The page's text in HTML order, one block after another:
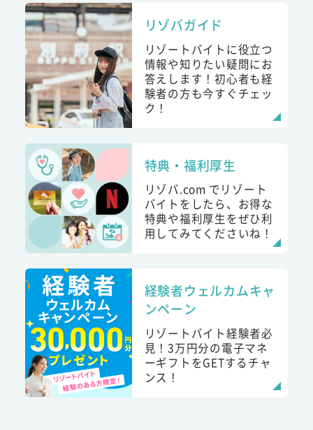
リゾバガイド
リゾートバイトに役立つ
情報や知りたい疑問にお
答えします！初心者も経
験者の方も今すぐチェッ
ク！
特典・福利厚生
リゾバ.com でリゾート
バイトをしたら、お得な
特典や福利厚生をぜひ利
用してみてくださいね！
経験者ウェルカムキャ
ンペーン
リゾートバイト経験者必
見！3万円分の電子マネ
ーギフトをGETするチャ
ンス！